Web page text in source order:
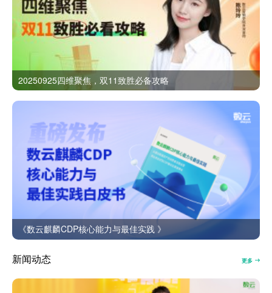
20250925四维聚焦，双11致胜必备攻略
《数云麒麟CDP核心能力与最佳实践 》
新闻动态 更多